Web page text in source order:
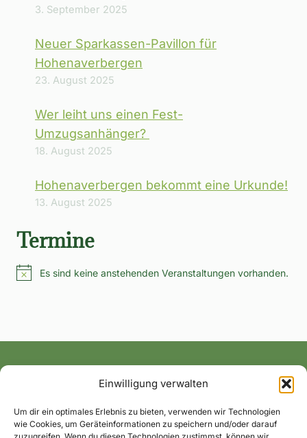
Einwilligung verwalten
Um dir ein optimales Erlebnis zu bieten, verwenden wir Technologien
wie Cookies, um Geräteinformationen zu speichern und/oder darauf
3. September 2025
Neuer Sparkassen-Pavillon für
Hohenaverbergen
23. August 2025
Wer leiht uns einen Fest-
Umzugsanhänger?
18. August 2025
Hohenaverbergen bekommt eine Urkunde!
13. August 2025
Termine
HinweisEs sind keine anstehenden Veranstaltungen vorhanden.
Alle News und Termine ins Postfach!